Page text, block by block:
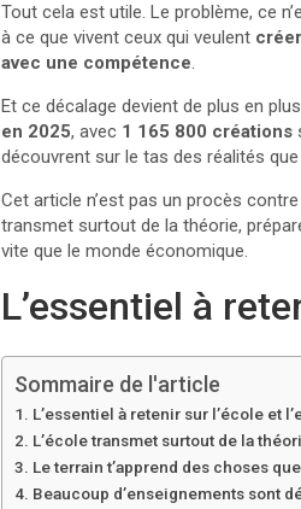
Tout cela est utile. Le problème, ce
à ce que vivent ceux qui veulent
avec une compétence.
Et ce décalage devient de plus en
en 2025, avec 1 165 800 créations
découvrent sur le tas des réalités
Cet article n’est pas un procès
transmet surtout de la théorie,
vite que le monde économique.
L’essentiel à
Sommaire de l'article
L’essentiel à retenir sur l’école et
L’école transmet surtout de la
Le terrain t’apprend des choses
Beaucoup d’enseignements sont